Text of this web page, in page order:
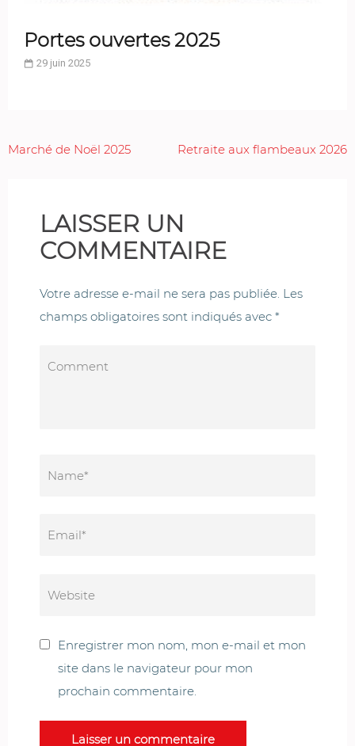
Portes ouvertes 2025
29 juin 2025
Navigation
Marché de Noël 2025 Retraite aux flambeaux 2026
LAISSER UN
COMMENTAIRE
Votre adresse e-mail ne sera pas publiée. Les
champs obligatoires sont indiqués avec *
Enregistrer mon nom, mon e-mail et mon
site dans le navigateur pour mon
prochain commentaire.